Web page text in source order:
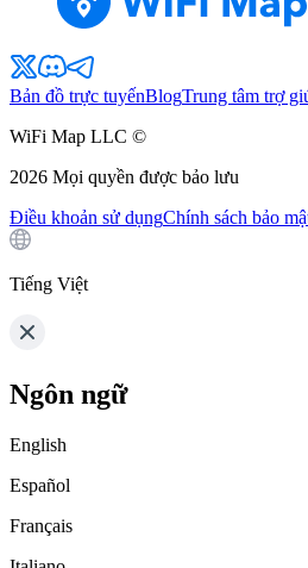
Bản đồ trực tuyếnBlogTrung tâm trợ
WiFi Map LLC ©
2026 Mọi quyền được bảo lưu
Điều khoản sử dụngChính sách bảo
Tiếng Việt
Ngôn ngữ
English
Español
Français